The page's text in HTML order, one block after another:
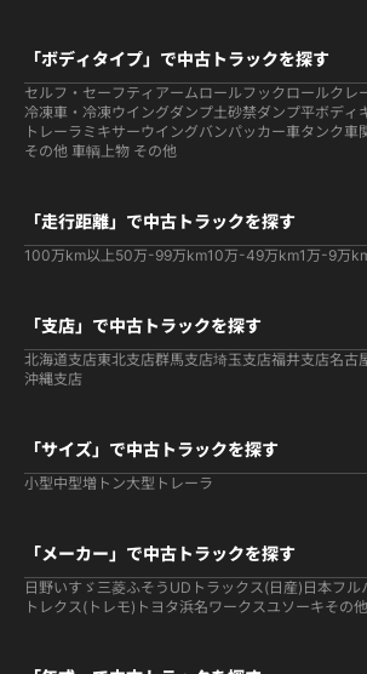
「ボディタイプ」で中古トラックを探す
セルフ・セーフティ アームロールフックロールクレ
冷凍車・冷凍ウイングダンプ土砂禁ダンプ平ボディ
トレーラ ミキサーウイングバンパッカー車タンク車
その他 車輌上物 その他
「走行距離」で中古トラックを探す
100万km以上50万-99万km10万-49万km1万-9万
「支店」で中古トラックを探す
北海道支店東北支店群馬支店埼玉支店福井支店名古
沖縄支店
「サイズ」で中古トラックを探す
小型中型増トン大型 トレーラ
「メーカー」で中古トラックを探す
日野いすゞ 三菱ふそう UDトラックス(日産) 日本フル
トレクス(トレモ) トヨタ浜名ワークスユソーキその他